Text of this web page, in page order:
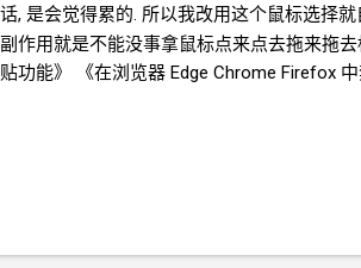
, 是会觉得累的. 所以我改用这个鼠标选择
作用就是不能没事拿鼠标点来点去拖来拖
功能》 《在浏览器 Edge Chrome Firefox